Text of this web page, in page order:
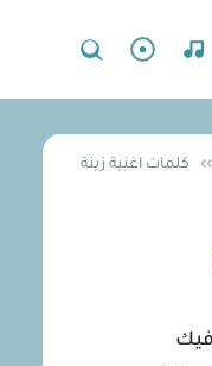
››
كلمات اغنية زينة
فيك